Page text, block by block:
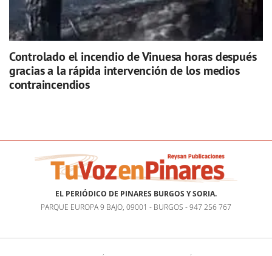
Controlado el incendio de Vinuesa horas después
gracias a la rápida intervención de los medios
contraincendios
EL PERIÓDICO DE PINARES BURGOS Y SORIA.
PARQUE EUROPA 9 BAJO, 09001 - BURGOS - 947 256 767